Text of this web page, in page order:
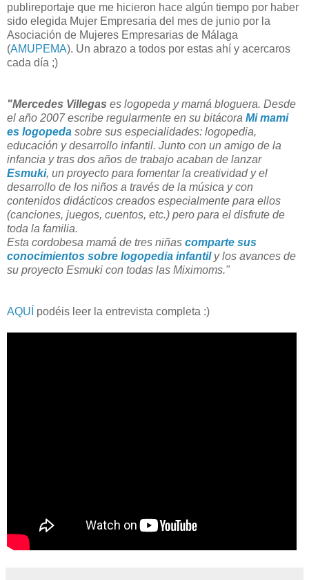
publireportaje que me hicieron hace algún tiempo por haber
sido elegida Mujer Empresaria del mes de junio por la
Asociación de Mujeres Empresarias de Málaga
(AMUPEMA). Un abrazo a todos por estas ahí y acercaros
cada día ;)
"Mercedes Villegas es logopeda y mamá bloguera. Desde
el año 2007 escribe regularmente en su bitácora Mi mami
es logopeda sobre sus especialidades: logopedia,
educación y desarrollo infantil. Junto con un amigo de la
infancia y tras dos años de trabajo acaban de lanzar
Esmuki, un proyecto para fomentar la creatividad y el
desarrollo de los niños a través de la música y con
contenidos didácticos creados especialmente para ellos
(canciones, juegos, cuentos, etc.) pero para el disfrute de
toda la familia.
Esta cordobesa mamá de tres niñas comparte sus
conocimientos sobre logopedia infantily los avances de
su proyecto Esmuki con todas las Miximoms."
AQUÍ podéis leer la entrevista completa :)